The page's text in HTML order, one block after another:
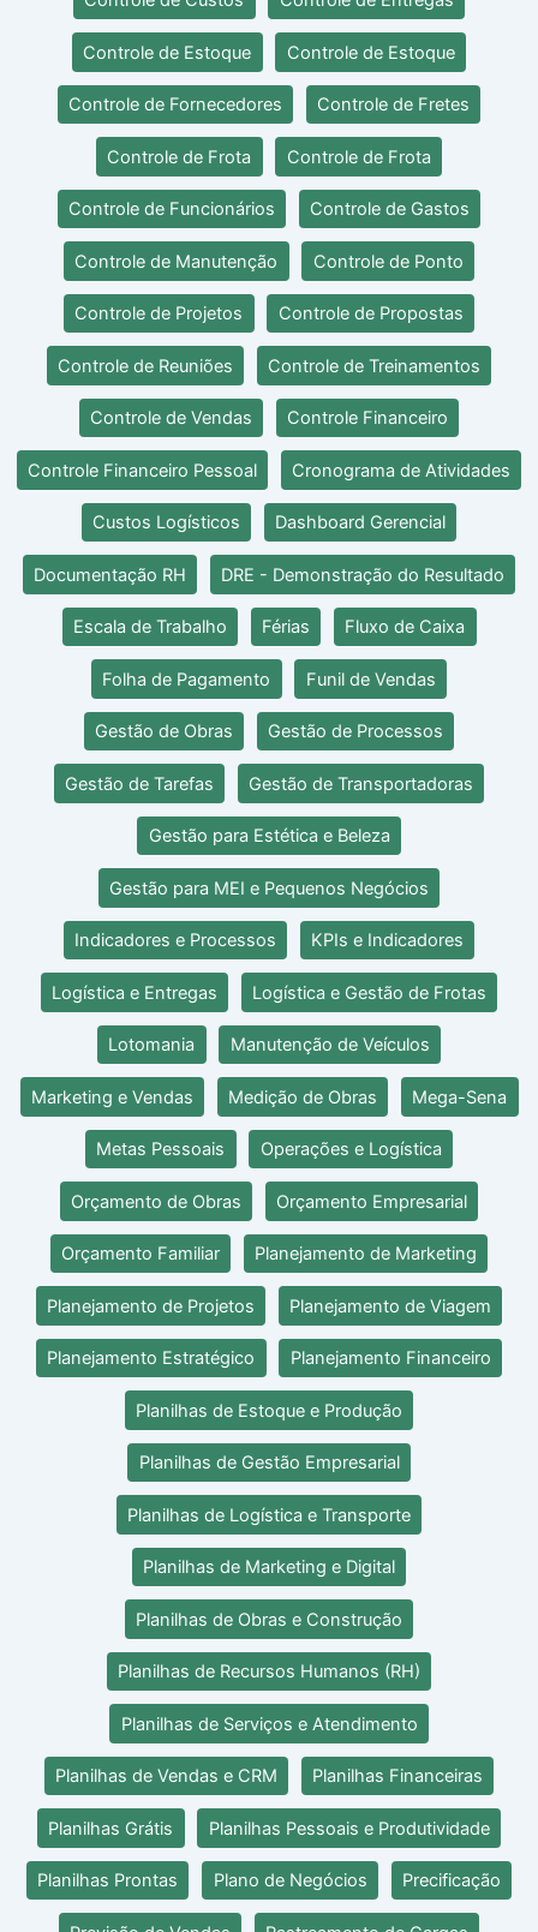
Controle de Estoque Controle de Estoque
Controle de Fornecedores Controle de Fretes
Controle de Frota Controle de Frota
Controle de Funcionários Controle de Gastos
Controle de Manutenção Controle de Ponto
Controle de Projetos Controle de Propostas
Controle de Reuniões Controle de Treinamentos
Controle de Vendas Controle Financeiro
Controle Financeiro Pessoal Cronograma de Atividades
Custos Logísticos Dashboard Gerencial
Documentação RH DRE - Demonstração do Resultado
Escala de Trabalho Férias Fluxo de Caixa
Folha de Pagamento Funil de Vendas
Gestão de Obras Gestão de Processos
Gestão de Tarefas Gestão de Transportadoras
Gestão para Estética e Beleza
Gestão para MEI e Pequenos Negócios
Indicadores e Processos KPIs e Indicadores
Logística e Entregas Logística e Gestão de Frotas
Lotomania Manutenção de Veículos
Marketing e Vendas Medição de Obras Mega-Sena
Metas Pessoais Operações e Logística
Orçamento de Obras Orçamento Empresarial
Orçamento Familiar Planejamento de Marketing
Planejamento de Projetos Planejamento de Viagem
Planejamento Estratégico Planejamento Financeiro
Planilhas de Estoque e Produção
Planilhas de Gestão Empresarial
Planilhas de Logística e Transporte
Planilhas de Marketing e Digital
Planilhas de Obras e Construção
Planilhas de Recursos Humanos (RH)
Planilhas de Serviços e Atendimento
Planilhas de Vendas e CRM Planilhas Financeiras
Planilhas Grátis Planilhas Pessoais e Produtividade
Planilhas Prontas Plano de Negócios Precificação